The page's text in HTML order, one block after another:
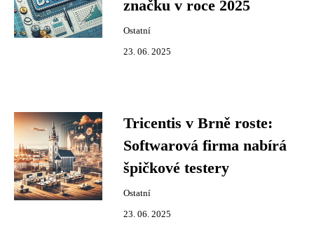
značku v roce 2025
Ostatní
23. 06. 2025
Tricentis v Brně roste:
Softwarová firma nabírá
špičkové testery
Ostatní
23. 06. 2025